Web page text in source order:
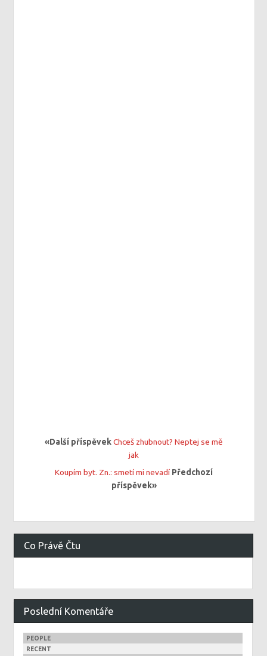
«Další příspěvekChceš zhubnout? Neptej se mě
jak
Koupím byt. Zn.: smetí mi nevadí Předchozí
příspěvek»
Co Právě Čtu
Poslední Komentáře
PEOPLE
RECENT